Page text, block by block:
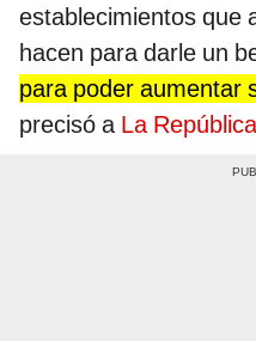
establecimientos que
hacen para darle un
para poder aumentar
precisó a La República